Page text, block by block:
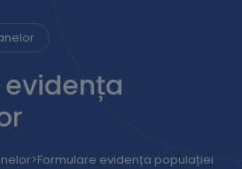
>Formulare evidența populației